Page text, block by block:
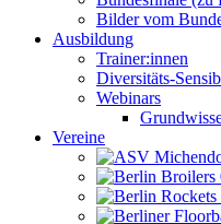
Bilder vom
Ausbildung
Trainer:innen
Diversitäts-
Webinars
Vereine